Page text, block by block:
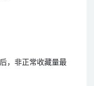
，非正常收藏量最